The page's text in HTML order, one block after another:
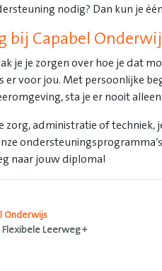
nodig? Dan kun je
Capabel
je je zorgen over hoe je dat
er voor jou. Met persoonlijke
sta je er nooit
zorg, administratie of
naar jouw diploma!
Onderwijs
Flexibele Leerweg +